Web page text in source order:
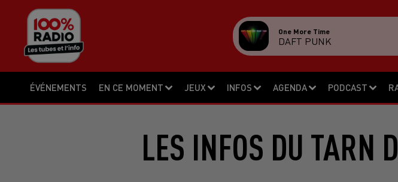
ÉVÉNEMENTS EN CE MOMENT JEUX INFOS AGENDA PODCAST
One More Time
DAFT PUNK
LES INFOS DU